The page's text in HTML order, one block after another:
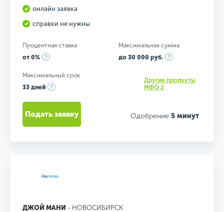
онлайн заявка
справки не нужны
Процентная ставка
от 0%
Максимальная сумма
до 30 000 руб.
Максимальный срок
33 дней
Другие продукты
МФО 2
Одобрение 5 минут
Подать заявку
ДЖОЙ МАНИ - НОВОСИБИРСК